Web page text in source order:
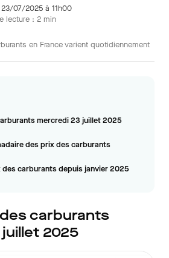
07/2025 à 11h00
lecture : 2 min
en France varient quotidiennement
mercredi 23 juillet 2025
des prix des carburants
des carburants depuis janvier 2025
carburants
2025